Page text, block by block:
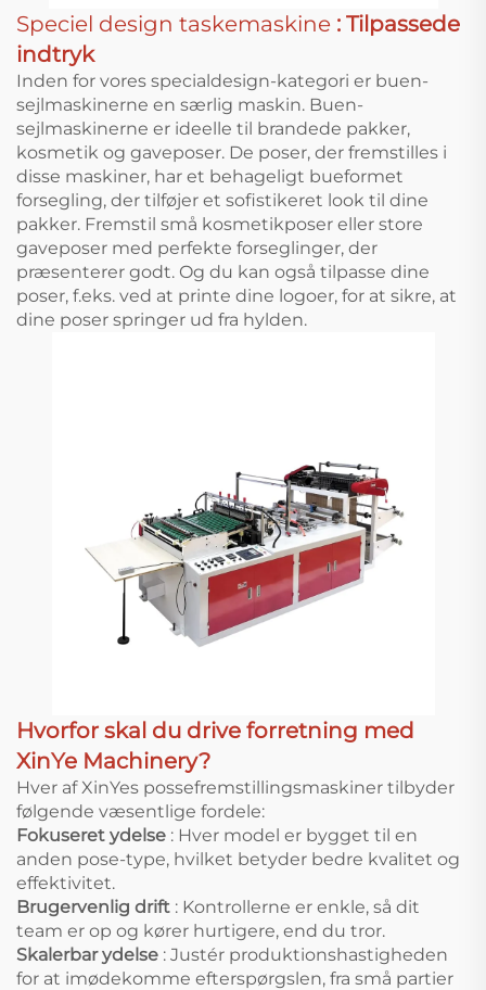
Speciel design taskemaskine : Tilpassede
indtryk
Inden for vores specialdesign-kategori er buen-
sejlmaskinerne en særlig maskin. Buen-
sejlmaskinerne er ideelle til brandede pakker,
kosmetik og gaveposer. De poser, der fremstilles i
disse maskiner, har et behageligt bueformet
forsegling, der tilføjer et sofistikeret look til dine
pakker. Fremstil små kosmetikposer eller store
gaveposer med perfekte forseglinger, der
præsenterer godt. Og du kan også tilpasse dine
poser, f.eks. ved at printe dine logoer, for at sikre, at
dine poser springer ud fra hylden.
Hvorfor skal du drive forretning med
XinYe Machinery?
Hver af XinYes possefremstillingsmaskiner tilbyder
følgende væsentlige fordele:
Fokuseret ydelse : Hver model er bygget til en
anden pose-type, hvilket betyder bedre kvalitet og
effektivitet.
Brugervenlig drift : Kontrollerne er enkle, så dit
team er op og kører hurtigere, end du tror.
Skalerbar ydelse : Justér produktionshastigheden
for at imødekomme efterspørgslen, fra små partier